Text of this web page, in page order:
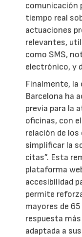
comunicación
tiempo real
actuaciones
relevantes,
como SMS,
electrónico, y
Finalmente, la
Barcelona ha
previa para la
oficinas, con
relación de
simplificar la
citas”. Esta
plataforma
accesibilidad
permite
mayores de
respuesta
adaptada a